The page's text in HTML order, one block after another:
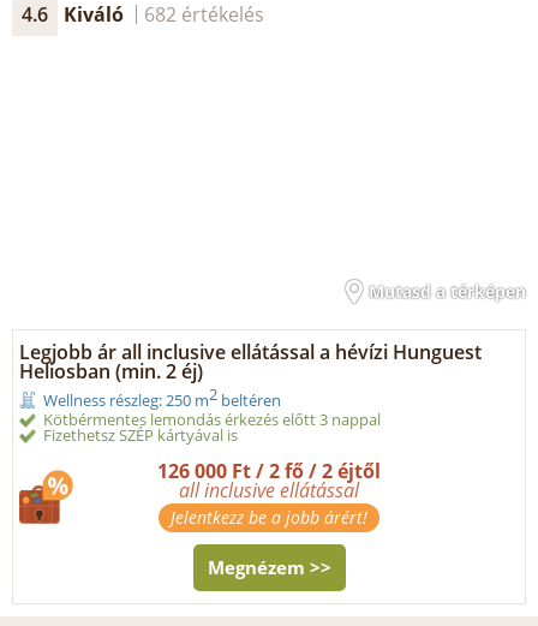
4.6 Kiváló 682 értékelés
Mutasd a térképen
Legjobb ár all inclusive ellátással a hévízi Hunguest
Heliosban (min. 2 éj)
Wellness részleg: 250 m2 beltéren
Kötbérmentes lemondás érkezés előtt 3 nappal
Fizethetsz SZÉP kártyával is
126 000 Ft / 2 fő / 2 éjtől
all inclusive ellátással
Jelentkezz be a jobb árért!
Megnézem >>